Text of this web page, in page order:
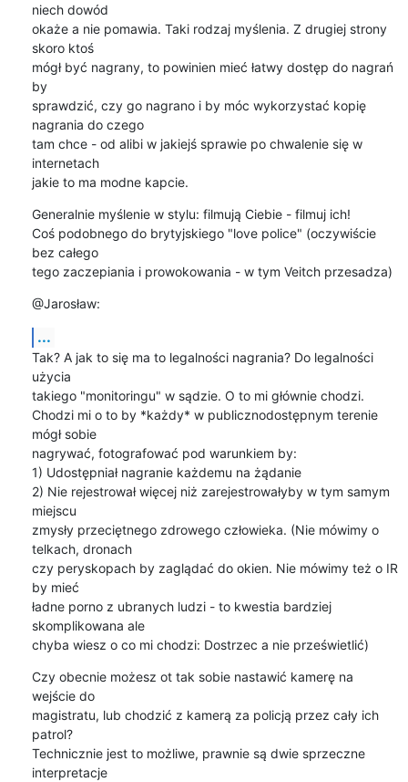
niech dowód
okaże a nie pomawia. Taki rodzaj myślenia. Z drugiej strony
skoro ktoś
mógł być nagrany, to powinien mieć łatwy dostęp do nagrań
by
sprawdzić, czy go nagrano i by móc wykorzystać kopię
nagrania do czego
tam chce - od alibi w jakiejś sprawie po chwalenie się w
internetach
jakie to ma modne kapcie.
Generalnie myślenie w stylu: filmują Ciebie - filmuj ich!
Coś podobnego do brytyjskiego "love police" (oczywiście
bez całego
tego zaczepiania i prowokowania - w tym Veitch przesadza)
@Jarosław:
...
Tak? A jak to się ma to legalności nagrania? Do legalności
użycia
takiego "monitoringu" w sądzie. O to mi głównie chodzi.
Chodzi mi o to by *każdy* w publicznodostępnym terenie
mógł sobie
nagrywać, fotografować pod warunkiem by:
1) Udostępniał nagranie każdemu na żądanie
2) Nie rejestrował więcej niż zarejestrowałyby w tym samym
miejscu
zmysły przeciętnego zdrowego człowieka. (Nie mówimy o
telkach, dronach
czy peryskopach by zaglądać do okien. Nie mówimy też o IR
by mieć
ładne porno z ubranych ludzi - to kwestia bardziej
skomplikowana ale
chyba wiesz o co mi chodzi: Dostrzec a nie prześwietlić)
Czy obecnie możesz ot tak sobie nastawić kamerę na
wejście do
magistratu, lub chodzić z kamerą za policją przez cały ich
patrol?
Technicznie jest to możliwe, prawnie są dwie sprzeczne
interpretacje